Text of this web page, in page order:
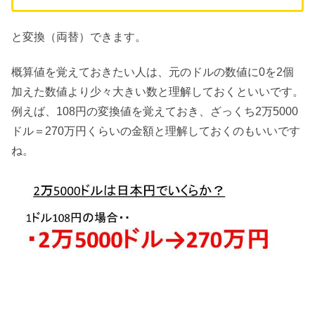
と変換（両替）できます。
概算値を覚えておきたい人は、元のドルの数値に0を2個
加えた数値より少々大きい数と理解しておくといいです。
例えば、108円の変換値を覚えておき、ざっくち2万5000
ドル＝270万円くらいの金額と理解しておくのもいいです
ね。